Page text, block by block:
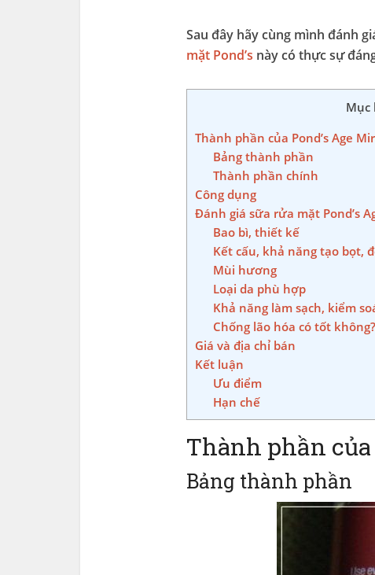
Sau đây hãy cùng mình đánh
mặt Pond’s này có thực sự
Mục
Thành phần của Pond’s Age
Bảng thành phần
Thành phần chính
Công dụng
Đánh giá sữa rửa mặt Pond’s
Bao bì, thiết kế
Kết cấu, khả năng tạo bọt,
Mùi hương
Loại da phù hợp
Khả năng làm sạch, kiểm
Chống lão hóa có tốt không?
Giá và địa chỉ bán
Kết luận
Ưu điểm
Hạn chế
Thành phần của
Bảng thành phần